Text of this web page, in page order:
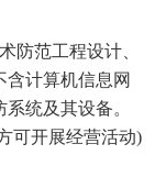
防范工程设计、
计算机信息网
统及其设备。
可开展经营活动)